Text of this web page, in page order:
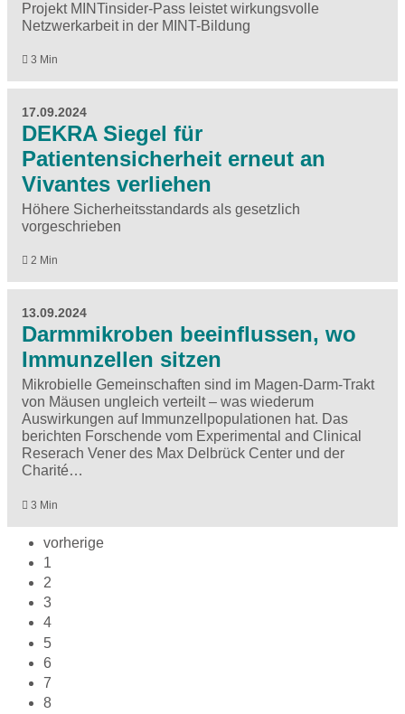
Projekt MINTinsider-Pass leistet wirkungsvolle
Netzwerkarbeit in der MINT-Bildung
3 Min
17.09.2024
DEKRA Siegel für
Patientensicherheit erneut an
Vivantes verliehen
Höhere Sicherheitsstandards als gesetzlich
vorgeschrieben
2 Min
13.09.2024
Darmmikroben beeinflussen, wo
Immunzellen sitzen
Mikrobielle Gemeinschaften sind im Magen-Darm-Trakt
von Mäusen ungleich verteilt – was wiederum
Auswirkungen auf Immunzellpopulationen hat. Das
berichten Forschende vom Experimental and Clinical
Reserach Vener des Max Delbrück Center und der
Charité…
3 Min
vorherige
1
2
3
4
5
6
7
8